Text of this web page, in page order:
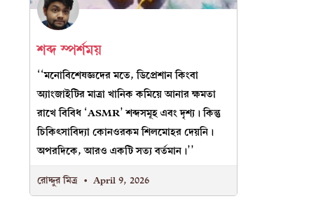
শব্দ স্পর্শময়
‘‘মনোবিশেষজ্ঞদের মতে, ডিপ্রেশান কিংবা
অ্যাংজাইটির মাত্রা খানিক কমিয়ে আনার ক্ষমতা
রাখে বিবিধ ‘ASMR’ শব্দসমূহ এবং দৃশ্য। কিন্তু
চিকিৎসাবিদ্যা কোনওরকম শিলমোহর দেয়নি।
অপরদিকে, আরও একটি সত্য বর্তমান।’’
রোদ্দুর মিত্র
April 9, 2026